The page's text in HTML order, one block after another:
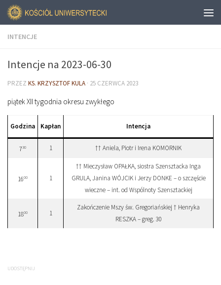
INTENCJE
Intencje na 2023-06-30
PRZEZ KS. KRZYSZTOF KULA · 25 CZERWCA 2023
piątek XII tygodnia okresu zwykłego
Godzina Kapłan Intencja
730 1 †† Aniela, Piotr i Irena KOMORNIK
1600 1
†† Mieczysław OPAŁKA, siostra Szensztacka Inga
GRULA, Janina WÓJCIK i Jerzy DONKE – o szczęście
wieczne – int. od Wspólnoty Szensztackiej
1800 1
Zakończenie Mszy św. Gregoriańskiej † Henryka
RESZKA – greg. 30
UDOSTĘPNIJ